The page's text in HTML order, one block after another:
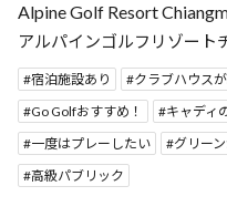
Alpine Golf Resort
アルパインゴルフリゾート
宿泊施設あり クラブハウス
Go Golfおすすめ！
キャディ
一度はプレーしたい
グリー
高級パブリック